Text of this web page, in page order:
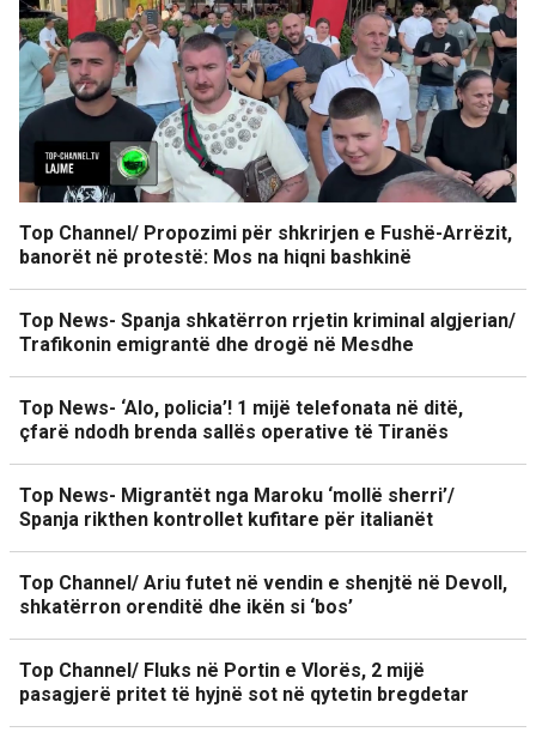
Top Channel/ Propozimi për shkrirjen e Fushë-Arrëzit,
banorët në protestë: Mos na hiqni bashkinë
Top News- Spanja shkatërron rrjetin kriminal algjerian/
Trafikonin emigrantë dhe drogë në Mesdhe
Top News- ‘Alo, policia’! 1 mijë telefonata në ditë,
çfarë ndodh brenda sallës operative të Tiranës
Top News- Migrantët nga Maroku ‘mollë sherri’/
Spanja rikthen kontrollet kufitare për italianët
Top Channel/ Ariu futet në vendin e shenjtë në Devoll,
shkatërron orenditë dhe ikën si ‘bos’
Top Channel/ Fluks në Portin e Vlorës, 2 mijë
pasagjerë pritet të hyjnë sot në qytetin bregdetar